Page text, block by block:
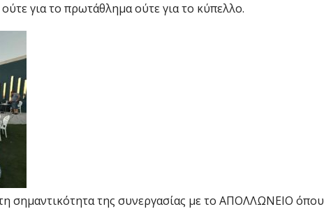
για το πρωτάθλημα ούτε για το κύπελλο.
σημαντικότητα της συνεργασίας με το ΑΠΟΛΛΩΝΕΙΟ όπου